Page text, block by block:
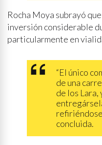
Rocha Moya subrayó
inversión considerable
particularmente en
“El único
de una
de los Lara,
concluida.